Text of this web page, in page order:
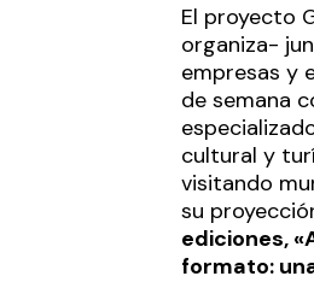
El proyecto
organiza-
empresas y
de semana
cultural y
visitando
su
ediciones,
formato: